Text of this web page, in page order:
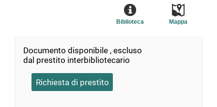
Mappa
Biblioteca
Documento disponibile , escluso
dal prestito interbibliotecario
Richiesta di prestito